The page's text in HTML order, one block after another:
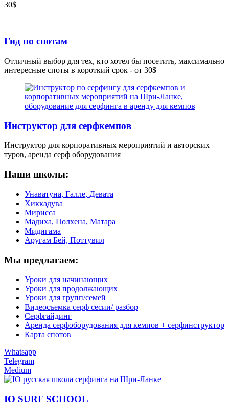
30$
Гид по спотам
Отличный выбор для тех, кто хотел бы посетить, максимально
интересные споты в короткий срок - от 30$
Инструктор для серфкемпов
Инструктор для корпоративных мероприятий и авторских
туров, аренда серф оборудования
Наши школы:
Унаватуна, Галле, Девата
Хиккадува
Мирисса
Мадиха, Полхена, Матара
Мидигама
Аругам Бей, Поттувил
Мы предлагаем:
Уроки для начинающих
Уроки для продолжающих
Уроки для групп/семей
Видеосъемка серф сесии/ разбор
Серфгайдинг
Аренда серфоборудования для кемпов + серфинструктор
Карта спотов
Whatsapp
Telegram
Medium
IO SURF SCHOOL